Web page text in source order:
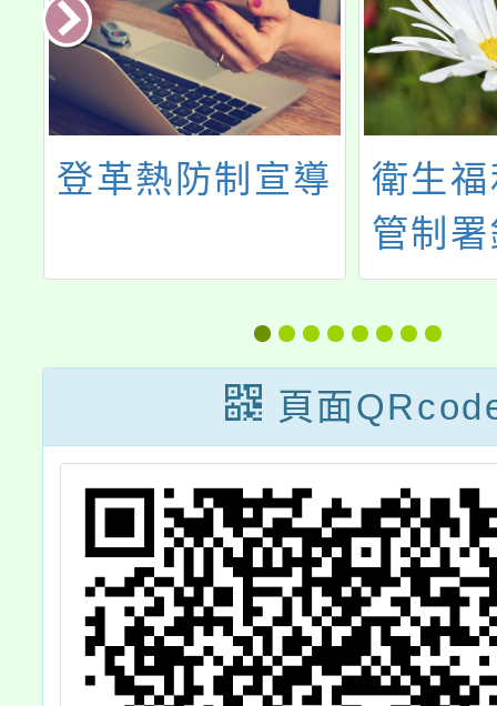
登革熱防制宣導
衛生
管制
核病
感染
頁面